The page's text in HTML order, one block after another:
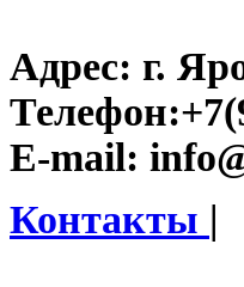
Адрес: г.
Телефон:
E-mail:
Контакты |